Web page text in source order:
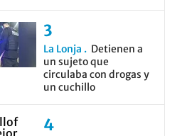
La Lonja
Detienen a
un sujeto que
circulaba con drogas y
un cuchillo